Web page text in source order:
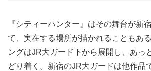
『シティーハンター』はその舞台が新
て、実在する場所が描かれることもあ
ングはJR大ガード下から展開し、あっ
どり着く。新宿のJR大ガードは他作品